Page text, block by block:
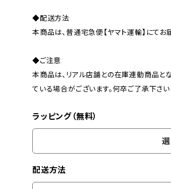
◆配送方法
本商品は、普通宅急便【ヤマト運輸】にてお
◆ご注意
本商品は、リアル店舗との在庫連動商品と
ている場合がございます。何卒ご了承下さい
ラッピング（無料）
配送方法